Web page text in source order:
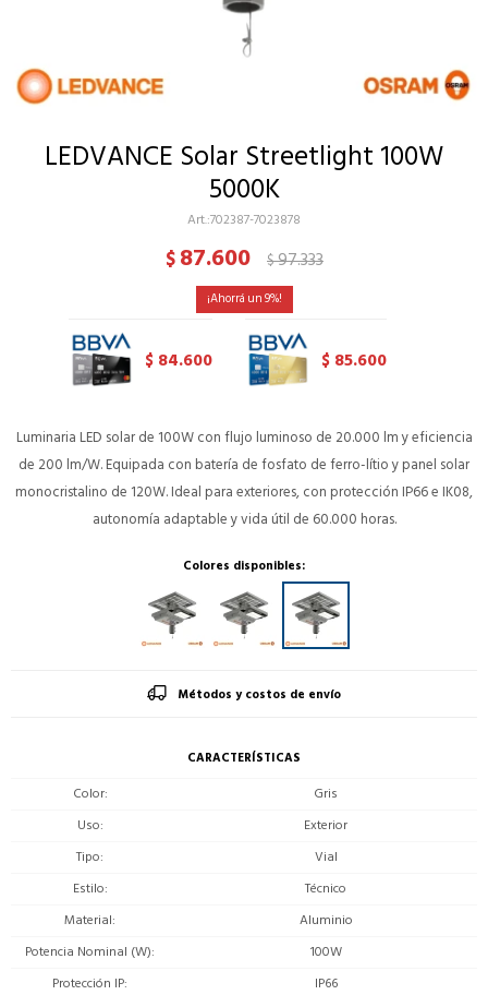
LEDVANCE Solar Streetlight 100W
5000K
702387-7023878
$87.600 $97.333
9
$ 84.600 $ 85.600
Luminaria LED solar de 100W con flujo luminoso de 20.000 lm y eficiencia
de 200 lm/W. Equipada con batería de fosfato de ferro-lítio y panel solar
monocristalino de 120W. Ideal para exteriores, con protección IP66 e IK08,
autonomía adaptable y vida útil de 60.000 horas.
Colores disponibles:
Métodos y costos de envío
CARACTERÍSTICAS
Color
Gris
Uso
Exterior
Tipo
Vial
Estilo
Técnico
Material
Aluminio
Potencia Nominal (W)
100W
Protección IP
IP66